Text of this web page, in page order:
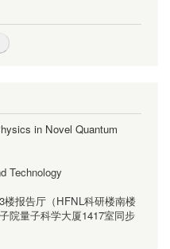
in Novel Quantum
Technology
报告厅（HFNL科研楼南楼
院量子科学大厦1417室同步